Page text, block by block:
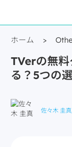
ホーム >
TVerの無
る？5つの
佐々木 圭真